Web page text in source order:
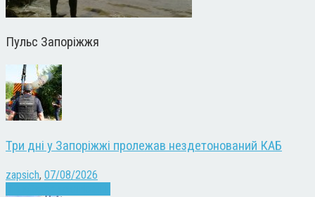
Пульс Запоріжжя
Три дні у Запоріжжі пролежав нездетонований КАБ
zapsich, 07/08/2026